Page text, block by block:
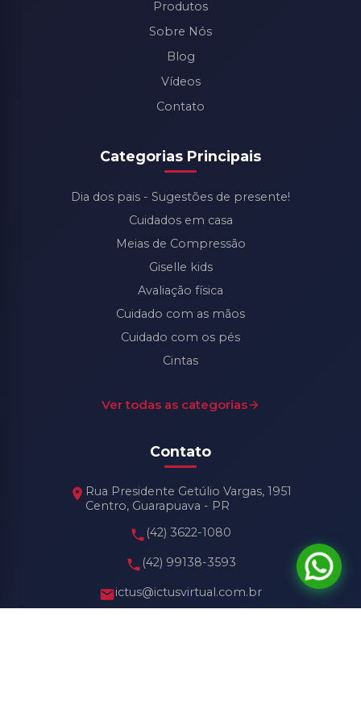
Produtos
Sobre Nós
Blog
Vídeos
Contato
Categorias Principais
Dia dos pais - Sugestões de presente!
Cuidados em casa
Meias de Compressão
Giselle kids
Avaliação física
Cuidado com as mãos
Cuidado com os pés
Cintas
Ver todas as categorias
Contato
Rua Presidente Getúlio Vargas, 1951
Centro, Guarapuava - PR
(42) 3622-1080
(42) 99138-3593
ictus@ictusvirtual.com.br